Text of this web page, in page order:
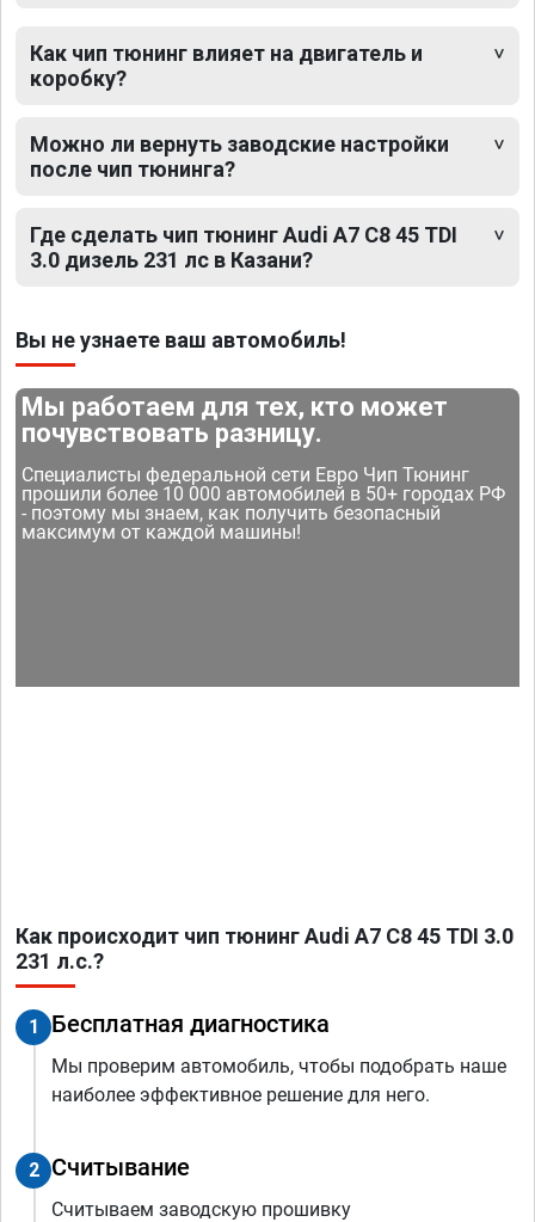
Как чип тюнинг влияет на двигатель и
коробку?
Можно ли вернуть заводские настройки
после чип тюнинга?
Где сделать чип тюнинг Audi A7 C8 45 TDI
3.0 дизель 231 лс в Казани?
Вы не узнаете ваш автомобиль!
Мы работаем для тех, кто может
почувствовать разницу.
Специалисты федеральной сети Евро Чип Тюнинг
прошили более 10 000 автомобилей в 50+ городах РФ
- поэтому мы знаем, как получить безопасный
максимум от каждой машины!
Как происходит чип тюнинг Audi A7 C8 45 TDI 3.0
231 л.с.?
1 Бесплатная диагностика
Мы проверим автомобиль, чтобы подобрать наше
наиболее эффективное решение для него.
2 Считывание
Считываем заводскую прошивку